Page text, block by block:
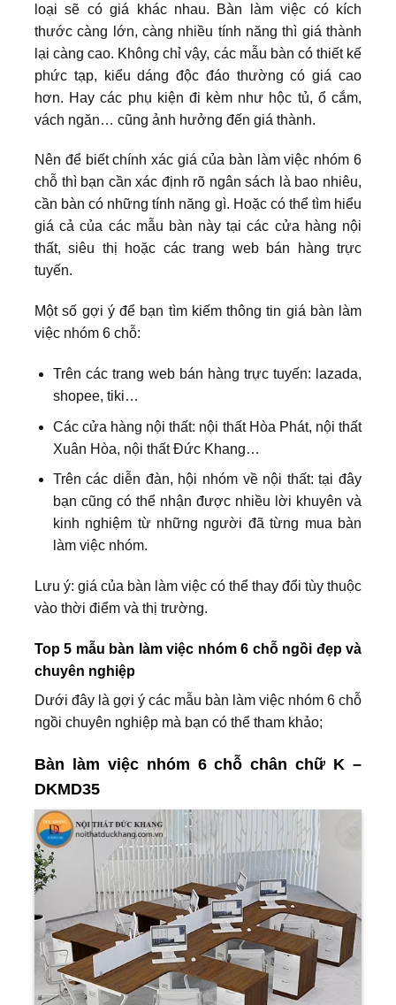
loại sẽ có giá khác nhau. Bàn làm việc có kích
thước càng lớn, càng nhiều tính năng thì giá thành
lại càng cao. Không chỉ vậy, các mẫu bàn có thiết kế
phức tạp, kiểu dáng độc đáo thường có giá cao
hơn. Hay các phụ kiện đi kèm như hộc tủ, ổ cắm,
vách ngăn… cũng ảnh hưởng đến giá thành.
Nên để biết chính xác giá của bàn làm việc nhóm 6
chỗ thì bạn cần xác định rõ ngân sách là bao nhiêu,
cần bàn có những tính năng gì. Hoặc có thể tìm hiểu
giá cả của các mẫu bàn này tại các cửa hàng nội
thất, siêu thị hoặc các trang web bán hàng trực
tuyến.
Một số gợi ý để bạn tìm kiếm thông tin giá bàn làm
việc nhóm 6 chỗ:
Trên các trang web bán hàng trực tuyến: lazada,
shopee, tiki…
Các cửa hàng nội thất: nội thất Hòa Phát, nội thất
Xuân Hòa, nội thất Đức Khang…
Trên các diễn đàn, hội nhóm về nội thất: tại đây
bạn cũng có thể nhận được nhiều lời khuyên và
kinh nghiệm từ những người đã từng mua bàn
làm việc nhóm.
Lưu ý: giá của bàn làm việc có thể thay đổi tùy thuộc
vào thời điểm và thị trường.
Top 5 mẫu bàn làm việc nhóm 6 chỗ ngồi đẹp và
chuyên nghiệp
Dưới đây là gợi ý các mẫu bàn làm việc nhóm 6 chỗ
ngồi chuyên nghiệp mà bạn có thể tham khảo;
Bàn làm việc nhóm 6 chỗ chân chữ K –
DKMD35